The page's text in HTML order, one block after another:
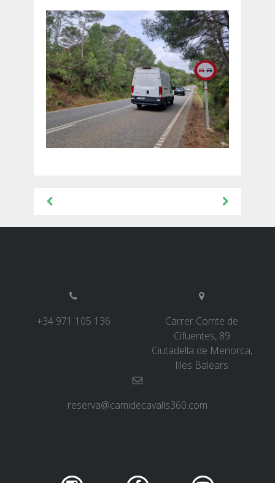
Navegació
d'entrades
+34 971 105 136
Carrer Comte de
Cifuentes, 89
Ciutadella de Menorca,
Illes Balears
reserva@camidecavalls360.com